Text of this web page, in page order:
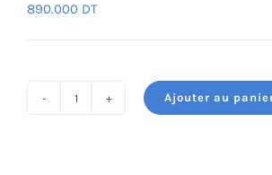
890.000 DT
Ajouter au